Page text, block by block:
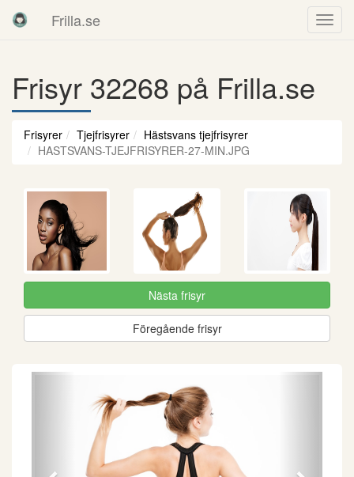
Frilla.se
Frisyr 32268 på Frilla.se
Frisyrer Tjejfrisyrer
Hästsvans tjejfrisyrer
HASTSVANS-TJEJFRISYRER-27-MIN.JPG
Nästa frisyr
Föregående frisyr